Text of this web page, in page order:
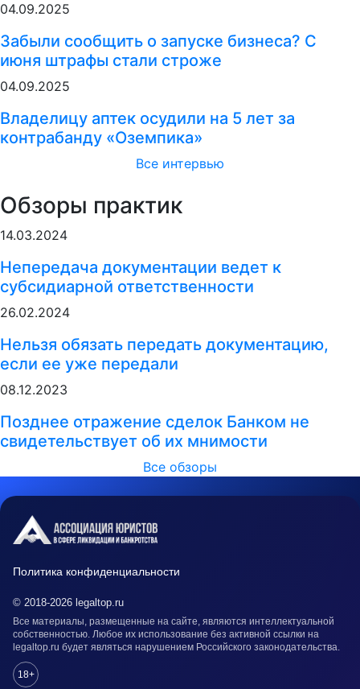
04.09.2025
Забыли сообщить о запуске бизнеса? С
июня штрафы стали строже
04.09.2025
Владелицу аптек осудили на 5 лет за
контрабанду «Оземпика»
Все интервью
Обзоры практик
14.03.2024
Непередача документации ведет к
субсидиарной ответственности
26.02.2024
Нельзя обязать передать документацию,
если ее уже передали
08.12.2023
Позднее отражение сделок Банком не
свидетельствует об их мнимости
Все обзоры
Политика конфиденциальности
© 2018-2026 legaltop.ru
Все материалы, размещенные на сайте, являются интеллектуальной
собственностью. Любое их использование без активной ссылки на
legaltop.ru будет являться нарушением Российского законодательства.
18+